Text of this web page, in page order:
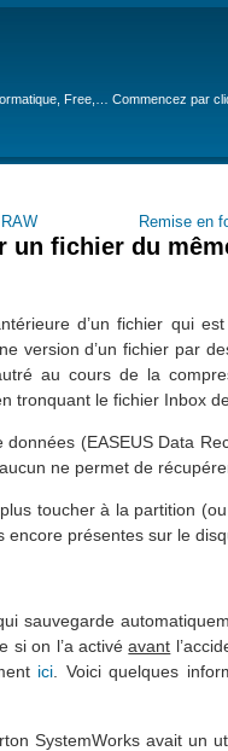
Free,… Commencez par
Remise en
un fichier du
d’un fichier qui
version d’un fichier par
au cours de la
tronquant le fichier Inbox
(EASEUS Data
ne permet de
toucher à la partition
encore présentes sur le
sauvegarde
si on l’a activéavant
ici . Voici quelques
SystemWorks avait un